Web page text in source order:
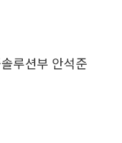
루션부 안석준